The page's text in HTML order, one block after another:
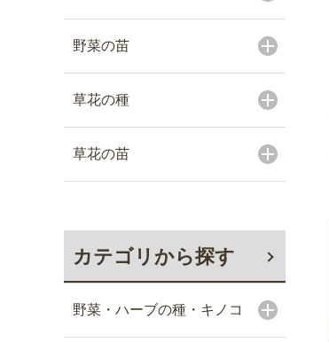
野菜の苗
草花の種
草花の苗
カテゴリから探す
野菜・ハーブの種・キノコ